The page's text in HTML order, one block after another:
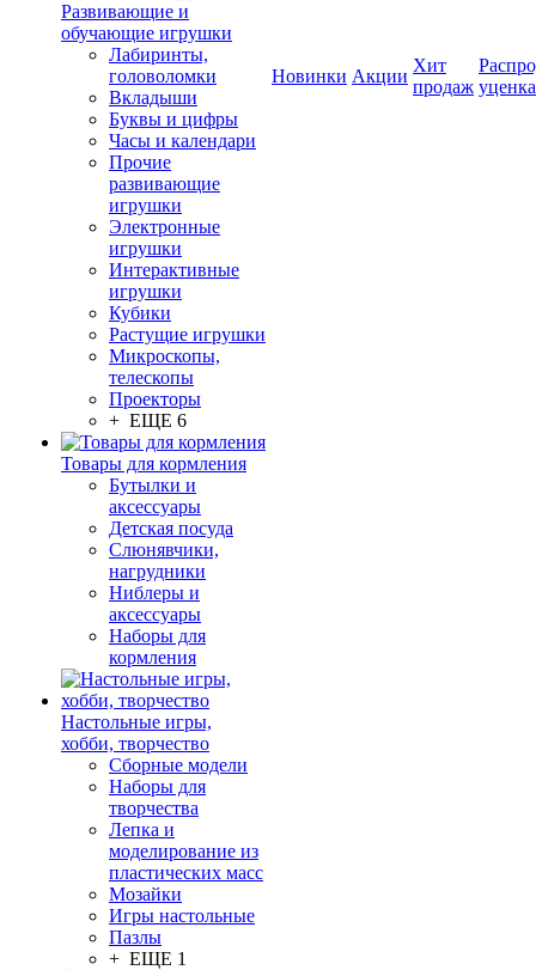
Развивающие и
обучающие игрушки
Лабиринты,
головоломки
Вкладыши
Буквы и цифры
Часы и календари
Прочие
развивающие
игрушки
Электронные
игрушки
Интерактивные
игрушки
Кубики
Растущие игрушки
Микроскопы,
телескопы
Проекторы
+ ЕЩЕ 6
Товары для кормления
Бутылки и
аксессуары
Детская посуда
Слюнявчики,
нагрудники
Ниблеры и
аксессуары
Наборы для
кормления
Настольные игры,
хобби, творчество
Сборные модели
Наборы для
творчества
Лепка и
моделирование из
пластических масс
Мозайки
Игры настольные
Пазлы
+ ЕЩЕ 1
Новинки Акции
Хит
продаж уценка